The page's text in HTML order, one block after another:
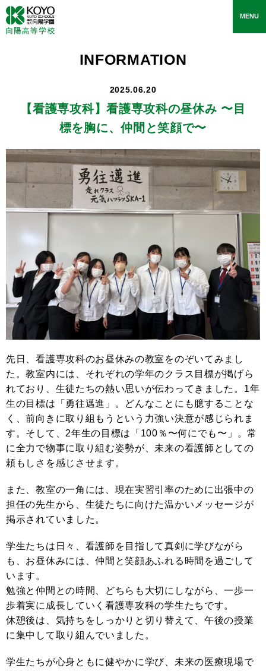
toggle
MENU
INFORMATION
2025.06.20
【看護専攻科】看護専攻科の昼休み 〜目
標を胸に、仲間と笑顔で〜
先日、看護専攻科のお昼休みの教室をのぞいてみまし
た。教室内には、それぞれの学年のクラス目標が掲げら
れており、生徒たちの熱い思いが伝わってきました。1年
生の目標は「勇往邁進」。どんなことにも臆することな
く、前向きに取り組もうという力強い決意が感じられま
す。そして、2年生の目標は「100％〜何にでも〜」。常
に全力で物事に取り組む姿勢が、未来の看護師としての
頼もしさを感じさせます。
また、教室の一角には、現在実習引率のために出張中の
担任の先生から、生徒たちに向けた温かいメッセージが
掲示されていました。
学生たちは日々、看護師を目指して真剣に学びながら
も、お昼休みには、仲間と笑顔あふれる時間を過ごして
います。
勉強と仲間との時間、どちらも大切にしながら、一歩一
歩着実に成長していく看護専攻科の学生たちです。
休憩後は、気持ちをしっかりと切り替えて、午後の授業
に集中して取り組んでいました。
学生たちが心身ともに健やかに学び、未来の医療現場で